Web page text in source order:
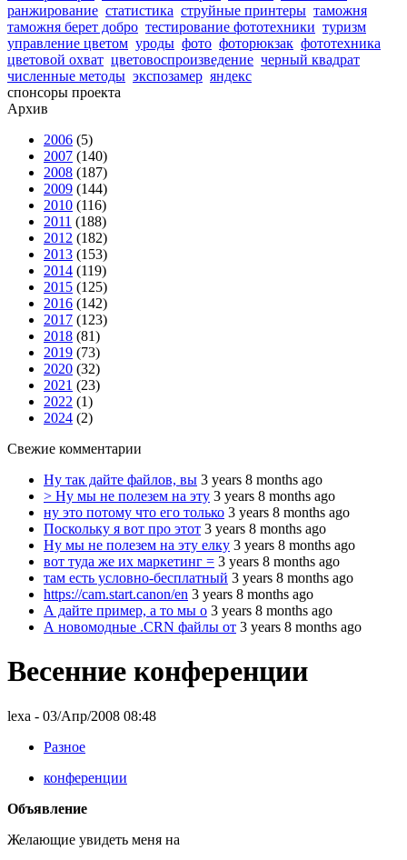
ранжирование статистика струйные принтеры таможня
таможня берет добро тестирование фототехники туризм
управление цветом уроды фото фоторюкзак фототехника
цветовой охват цветовоспроизведение черный квадрат
численные методы экспозамер яндекс
спонсоры проекта
Архив
2006 (5)
2007 (140)
2008 (187)
2009 (144)
2010 (116)
2011 (188)
2012 (182)
2013 (153)
2014 (119)
2015 (125)
2016 (142)
2017 (123)
2018 (81)
2019 (73)
2020 (32)
2021 (23)
2022 (1)
2024 (2)
Свежие комментарии
Ну так дайте файлов, вы 3 years 8 months ago
> Ну мы не полезем на эту 3 years 8 months ago
ну это потому что его только 3 years 8 months ago
Поскольку я вот про этот 3 years 8 months ago
Ну мы не полезем на эту елку 3 years 8 months ago
вот туда же их маркетинг = 3 years 8 months ago
там есть условно-бесплатный 3 years 8 months ago
https://cam.start.canon/en 3 years 8 months ago
А дайте пример, а то мы о 3 years 8 months ago
А новомодные .CRN файлы от 3 years 8 months ago
Весенние конференции
lexa - 03/Апр/2008 08:48
Разное
конференции
Объявление
Желающие увидеть меня на